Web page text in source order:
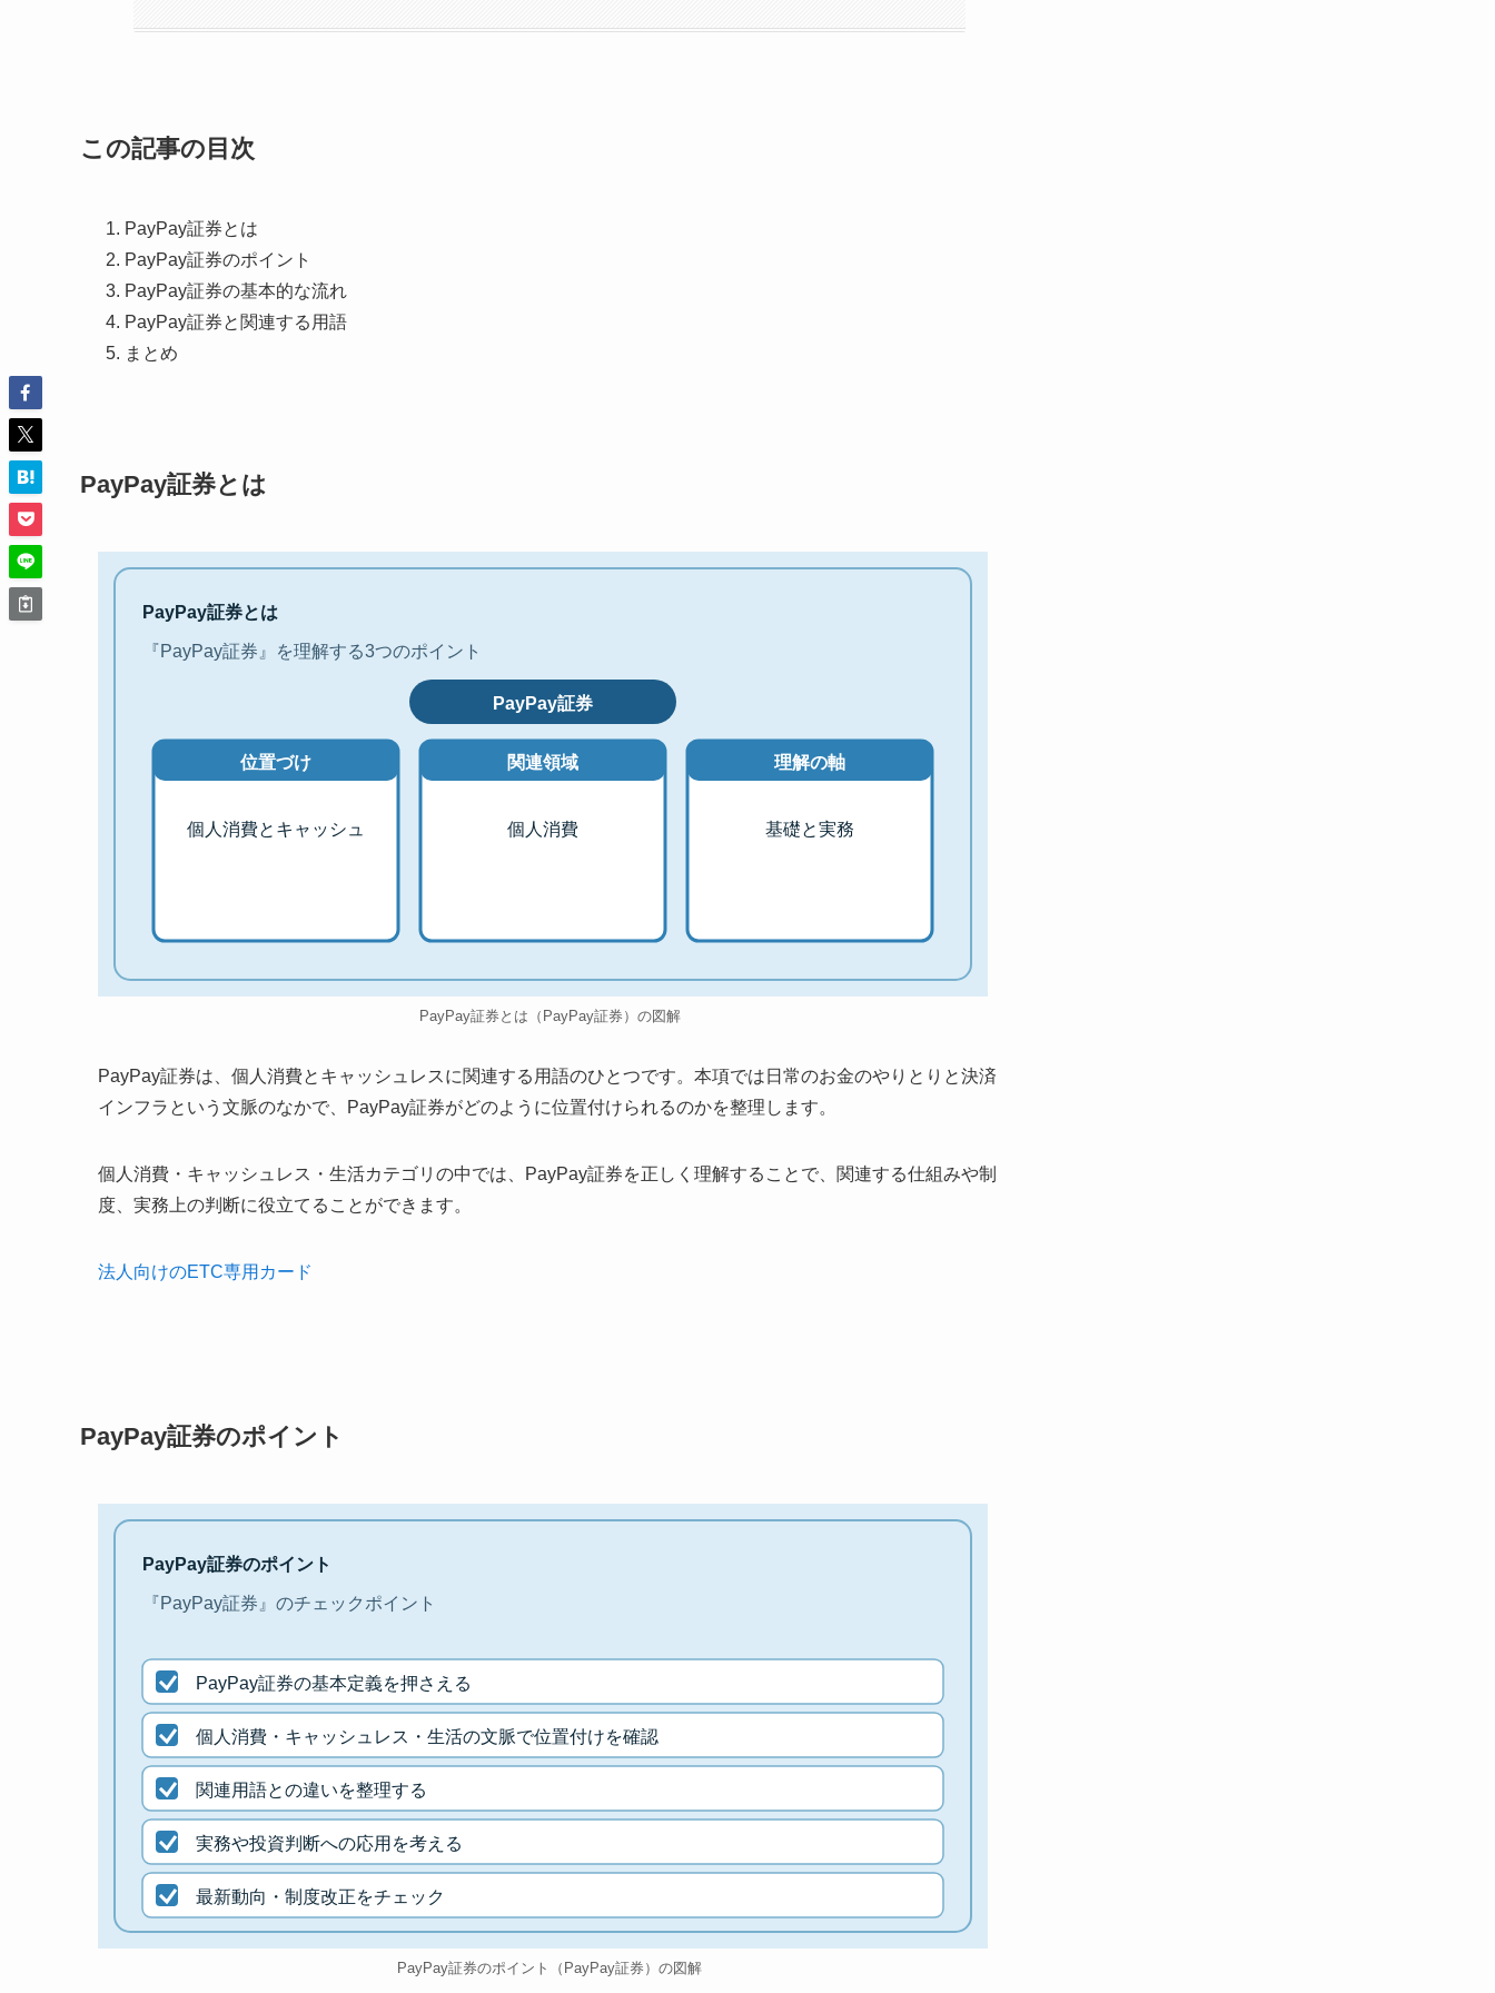
この記事の目次
PayPay証券とは
PayPay証券のポイント
PayPay証券の基本的な流れ
PayPay証券と関連する用語
まとめ
PayPay証券とは
PayPay証券とは
『PayPay証券』を理解する3つのポイント
PayPay証券
位置づけ
個人消費とキャッシュ
関連領域
個人消費
理解の軸
基礎と実務
PayPay証券とは（PayPay証券）の図解
PayPay証券は、個人消費とキャッシュレスに関連する用語のひとつです。本項では日常のお金のやりとりと決済
インフラという文脈のなかで、PayPay証券がどのように位置付けられるのかを整理します。
個人消費・キャッシュレス・生活カテゴリの中では、PayPay証券を正しく理解することで、関連する仕組みや制
度、実務上の判断に役立てることができます。
法人向けのETC専用カード
PayPay証券のポイント
PayPay証券のポイント
『PayPay証券』のチェックポイント
PayPay証券の基本定義を押さえる
個人消費・キャッシュレス・生活の文脈で位置付けを確認
関連用語との違いを整理する
実務や投資判断への応用を考える
最新動向・制度改正をチェック
PayPay証券のポイント（PayPay証券）の図解